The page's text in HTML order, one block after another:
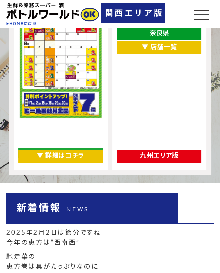
▼ 詳細はコチラ
奈良県
▼ 店舗一覧
九州エリア版
新着情報 NEWS
2025年2月2日は節分ですね
今年の恵方は”西南西”
馳走菜の
恵方巻は具がたっぷりなのに